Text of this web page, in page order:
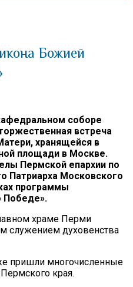
Божией
соборе
встреча
хранящейся в
площади в Москве.
Пермской епархии по
Патриарха Московского
программы
Победе».
храме Перми
служением духовенства
пришли многочисленные
края.